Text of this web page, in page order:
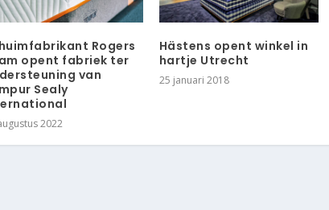
Rogers
opent fabriek ter
van
Sealy
2022
Hästens opent winkel in
hartje Utrecht
25 januari 2018